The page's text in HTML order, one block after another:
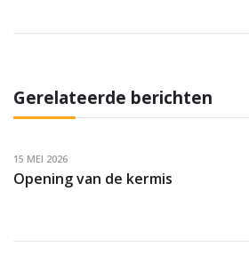
Gerelateerde berichten
15 MEI 2026
Opening van de kermis